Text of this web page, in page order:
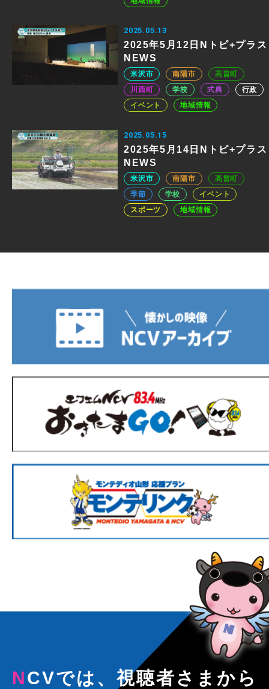
2025.05.13
2025年5月12日Nトピ+プラス
NEWS
米沢市 南陽市
高畠町
川西町
学校 式典
行政
イベント
地域情報
2025.05.15
2025年5月14日Nトピ+プラス
NEWS
米沢市 南陽市
高畠町
季節
学校
イベント
スポーツ
地域情報
NCVでは、視聴者さまから